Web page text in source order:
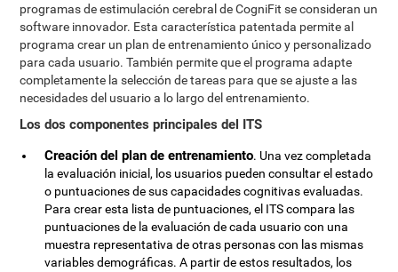
programas de estimulación cerebral de CogniFit se consideran un
software innovador. Esta característica patentada permite al
programa crear un plan de entrenamiento único y personalizado
para cada usuario. También permite que el programa adapte
completamente la selección de tareas para que se ajuste a las
necesidades del usuario a lo largo del entrenamiento.
Los dos componentes principales del ITS
Creación del plan de entrenamiento. Una vez completada
la evaluación inicial, los usuarios pueden consultar el estado
o puntuaciones de sus capacidades cognitivas evaluadas.
Para crear esta lista de puntuaciones, el ITS compara las
puntuaciones de la evaluación de cada usuario con una
muestra representativa de otras personas con las mismas
variables demográficas. A partir de estos resultados, los